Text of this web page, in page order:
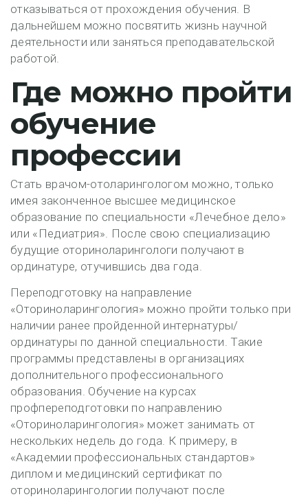
отказываться от прохождения обучения. В
дальнейшем можно посвятить жизнь научной
деятельности или заняться преподавательской
работой.
Где можно пройти
обучение
профессии
Стать врачом-отоларингологом можно, только
имея законченное высшее медицинское
образование по специальности «Лечебное дело»
или «Педиатрия». После свою специализацию
будущие оториноларингологи получают в
ординатуре, отучившись два года.
Переподготовку на направление
«Оториноларингология» можно пройти только при
наличии ранее пройденной интернатуры/
ординатуры по данной специальности. Такие
программы представлены в организациях
дополнительного профессионального
образования. Обучение на курсах
профпереподготовки по направлению
«Оториноларингология» может занимать от
нескольких недель до года. К примеру, в
«Академии профессиональных стандартов»
диплом и медицинский сертификат по
оториноларингологии получают после